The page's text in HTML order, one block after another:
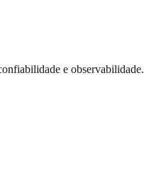
e observabilidade.